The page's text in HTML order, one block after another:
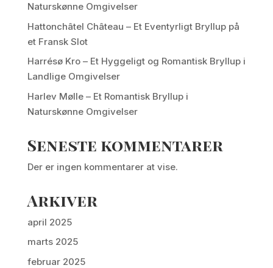
Naturskønne Omgivelser
Hattonchâtel Château – Et Eventyrligt Bryllup på
et Fransk Slot
Harrésø Kro – Et Hyggeligt og Romantisk Bryllup i
Landlige Omgivelser
Harlev Mølle – Et Romantisk Bryllup i
Naturskønne Omgivelser
Seneste kommentarer
Der er ingen kommentarer at vise.
Arkiver
april 2025
marts 2025
februar 2025